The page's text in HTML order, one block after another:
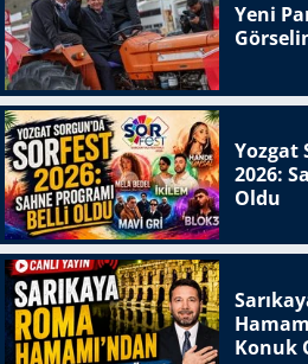
Yeni
Yozgat
2026:
Oldu
Konuk